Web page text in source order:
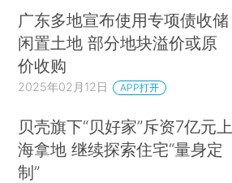
广东多地宣布使用专项债收储
闲置土地 部分地块溢价或原
价收购
2025年02月12日 APP打开
贝壳旗下“贝好家”斥资7亿元上
海拿地 继续探索住宅“量身定
制”